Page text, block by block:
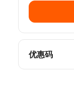
优惠码